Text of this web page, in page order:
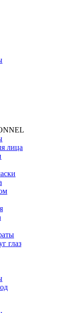
лица
глаз